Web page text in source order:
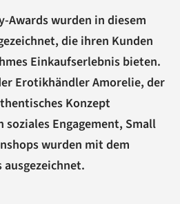
Awards wurden in diesem
die ihren Kunden
Einkaufserlebnis bieten.
Erotikhändler Amorelie, der
Konzept
soziales Engagement, Small
wurden mit dem